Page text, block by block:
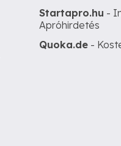
Startapro.hu -
Apróhirdetés
Quoka.de -